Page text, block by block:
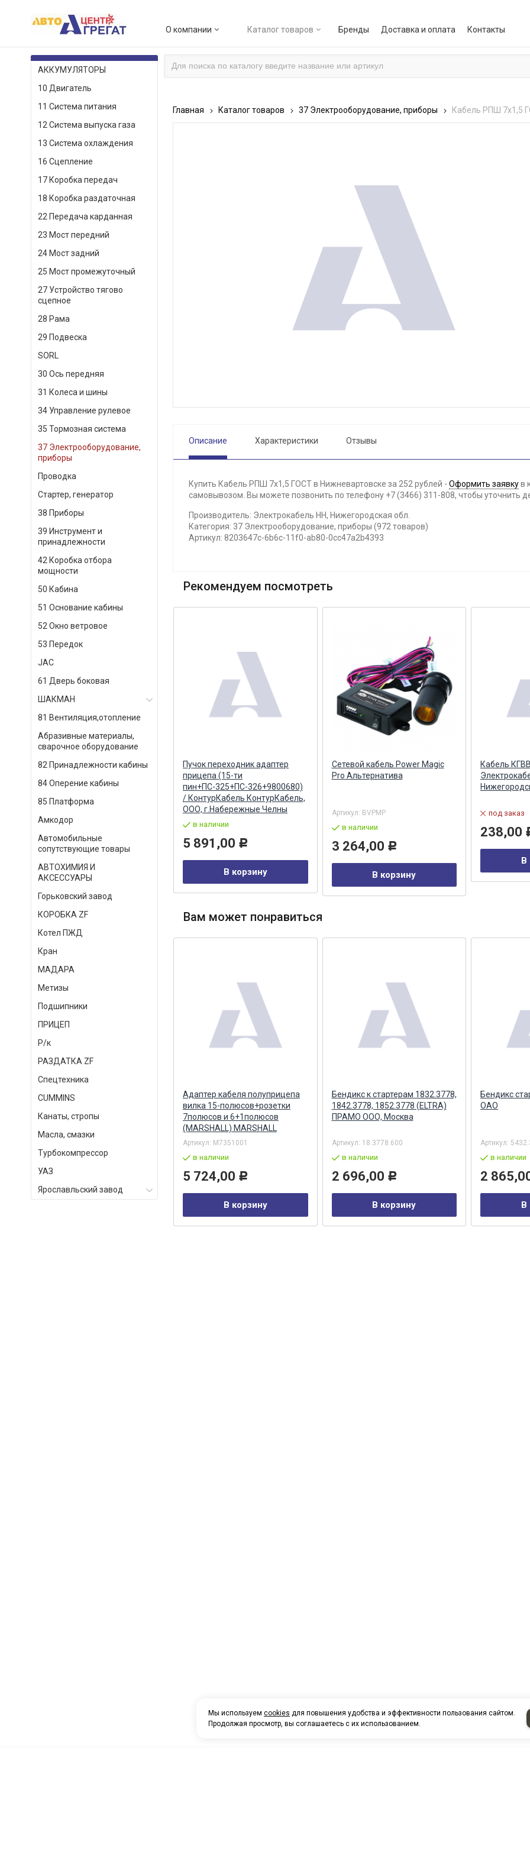
О компании Каталог товаров Бренды Доставка и оплата Контакты
КАТАЛОГ ТОВАРОВ
АККУМУЛЯТОРЫ
10 Двигатель
11 Система питания
12 Система выпуска газа
13 Система охлаждения
16 Сцепление
17 Коробка передач
18 Коробка раздаточная
22 Передача карданная
23 Мост передний
24 Мост задний
25 Мост промежуточный
27 Устройство тягово
сцепное
28 Рама
29 Подвеска
SORL
30 Ось передняя
31 Колеса и шины
34 Управление рулевое
35 Тормозная система
37 Электрооборудование,
приборы
Проводка
Стартер, генератор
38 Приборы
39 Инструмент и
принадлежности
42 Коробка отбора
мощности
50 Кабина
51 Основание кабины
52 Окно ветровое
53 Передок
JAC
61 Дверь боковая
ШАКМАН
81 Вентиляция,отопление
Абразивные материалы,
сварочное оборудование
82 Принадлежности кабины
84 Оперение кабины
85 Платформа
Амкодор
Автомобильные
сопутствующие товары
АВТОХИМИЯ И
АКСЕССУАРЫ
Горьковский завод
КОРОБКА ZF
Котел ПЖД
Кран
МАДАРА
Метизы
Подшипники
ПРИЦЕП
Р/к
РАЗДАТКА ZF
Спецтехника
СUMMINS
Канаты, стропы
Масла, смазки
Турбокомпрессор
УАЗ
Ярославльский завод
Главная Каталог товаров 37 Электрооборудование, приборы Кабель РПШ 7х1,5
Описание Характеристики Отзывы
Купить Кабель РПШ 7х1,5 ГОСТ в Нижневартовске за 252 рублей - Оформить заявкув
самовывозом. Вы можете позвонить по телефону +7 (3466) 311-808, чтобы уточнить
Производитель: Электрокабель НН, Нижегородская обл.
Категория: 37 Электрооборудование, приборы (972 товаров)
Артикул: 8203647c-6b6c-11f0-ab80-0cc47a2b4393
Рекомендуем посмотреть
Кабель прицепа ПС-325 (7,5м)
в наличии
1 222,00 Р
В корзину
Пучок переходник адаптер
прицепа (15-ти
пин+ПС-325+ПС-326+9800680)
/ КонтурКабель КонтурКабель,
ООО, г.Набережные Челны
в наличии
5 891,00 Р
В корзину
Сетевой кабель Power Magic
Pro Альтернатива
Артикул: BVPMP
в наличии
3 264,00 Р
В корзину
Кабель
под заказ
238,00
В
Вам может понравиться
Бендикс стартера AZJ 3367
в наличии
4 141,00
Адаптер кабеля полуприцепа
вилка 15-полюсов+розетки
7полюсов и 6+1полюсов
(MARSHALL) MARSHALL
Артикул: M7351001
в наличии
5 724,00 Р
В корзину
Бендикс к стартерам 1832.3778,
1842.3778, 1852.3778 (ELTRA)
ПРАМО ООО, Москва
Артикул: 18.3778.600
в наличии
2 696,00 Р
В корзину
Бендикс
ОАО
Артикул:
в наличии
2
В
Мы используем cookies для повышения удобства и эффективности пользования сайтом.
Продолжая просмотр, вы соглашаетесь с их использованием.